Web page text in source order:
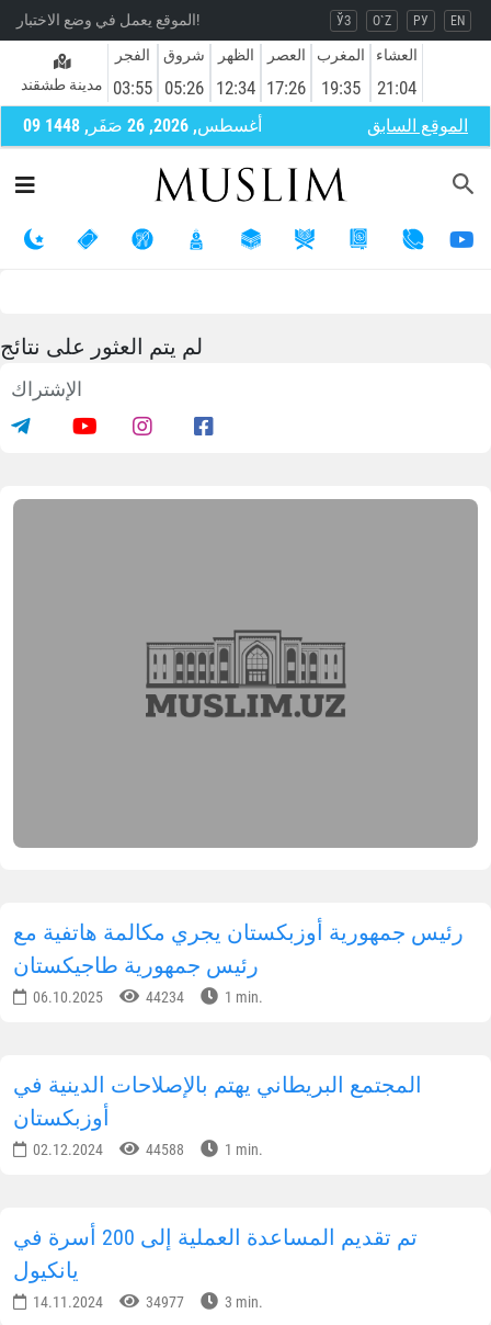
الموقع يعمل في وضع الاختبار! ЎЗ O`Z РУ EN
مدينة طشقند
الفجر
03:55
شروق
05:26
الظهر
12:34
العصر
17:26
المغرب
19:35
العشاء
21:04
09 أغسطس, 2026, 26 صَفَر, 1448 الموقع السابق
لم يتم العثور على نتائج
الإشتراك
رئيس جمهورية أوزبكستان يجري مكالمة هاتفية مع
رئيس جمهورية طاجيكستان
06.10.2025 44234 1 min.
المجتمع البريطاني يهتم بالإصلاحات الدينية في
أوزبكستان
02.12.2024 44588 1 min.
تم تقديم المساعدة العملية إلى 200 أسرة في
يانكيول
14.11.2024 34977 3 min.